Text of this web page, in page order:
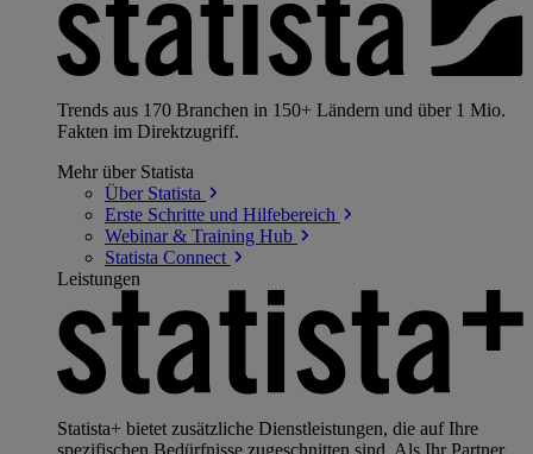
Trends aus 170 Branchen in 150+ Ländern und über 1 Mio.
Fakten im Direktzugriff.
Mehr über Statista
Über Statista
Erste Schritte und Hilfebereich
Webinar & Training Hub
Statista Connect
Leistungen
Statista+ bietet zusätzliche Dienstleistungen, die auf Ihre
spezifischen Bedürfnisse zugeschnitten sind. Als Ihr Partner